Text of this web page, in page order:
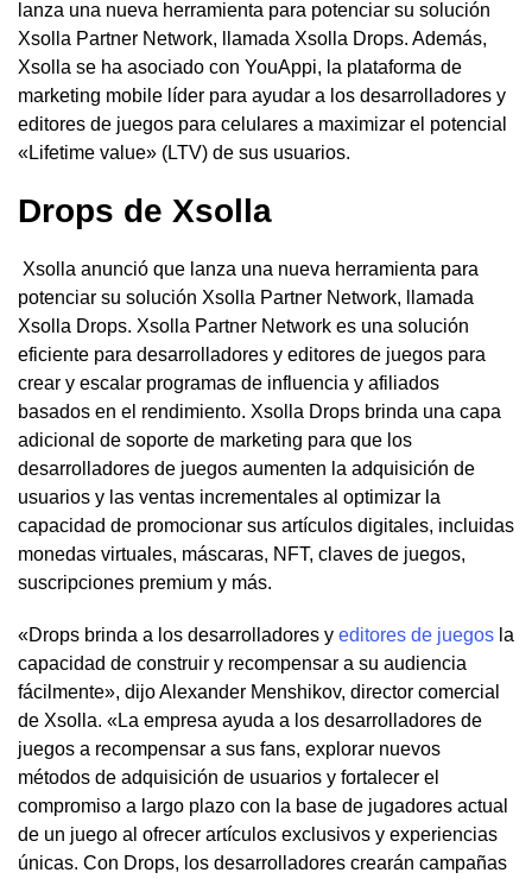
lanza una nueva herramienta para potenciar su solución
Xsolla Partner Network, llamada Xsolla Drops. Además,
Xsolla se ha asociado con YouAppi, la plataforma de
marketing mobile líder para ayudar a los desarrolladores y
editores de juegos para celulares a maximizar el potencial
«Lifetime value» (LTV) de sus usuarios.
Drops de Xsolla
Xsolla anunció que lanza una nueva herramienta para
potenciar su solución Xsolla Partner Network, llamada
Xsolla Drops. Xsolla Partner Network es una solución
eficiente para desarrolladores y editores de juegos para
crear y escalar programas de influencia y afiliados
basados en el rendimiento. Xsolla Drops brinda una capa
adicional de soporte de marketing para que los
desarrolladores de juegos aumenten la adquisición de
usuarios y las ventas incrementales al optimizar la
capacidad de promocionar sus artículos digitales, incluidas
monedas virtuales, máscaras, NFT, claves de juegos,
suscripciones premium y más.
«Drops brinda a los desarrolladores y editores de juegos la
capacidad de construir y recompensar a su audiencia
fácilmente», dijo Alexander Menshikov, director comercial
de Xsolla. «La empresa ayuda a los desarrolladores de
juegos a recompensar a sus fans, explorar nuevos
métodos de adquisición de usuarios y fortalecer el
compromiso a largo plazo con la base de jugadores actual
de un juego al ofrecer artículos exclusivos y experiencias
únicas. Con Drops, los desarrolladores crearán campañas